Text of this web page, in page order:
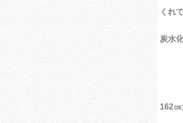
くれ
炭水
162㎝